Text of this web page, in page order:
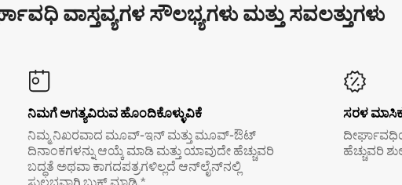
ವಾಸ್ತವ್ಯಗಳ ಸೌಲಭ್ಯಗಳು ಮತ್ತು ಸವಲತ್ತುಗಳು
ನಿಮಗೆ ಅಗತ್ಯವಿರುವ ಹೊಂದಿಕೊಳ್ಳುವಿಕೆ
ನಿಮ್ಮ ನಿಖರವಾದ ಮೂವ್-ಇನ್ ಮತ್ತು ಮೂವ್-ಔಟ್
ದಿನಾಂಕಗಳನ್ನು ಆಯ್ಕೆ ಮಾಡಿ ಮತ್ತು ಯಾವುದೇ ಹೆಚ್ಚುವರಿ
ಬದ್ಧತೆ ಅಥವಾ ಕಾಗದಪತ್ರಗಳಿಲ್ಲದೆ ಆನ್‌ಲೈನ್‌ನಲ್ಲಿ
ಸರಳ
ಹೆಚ್ಚುವರಿ